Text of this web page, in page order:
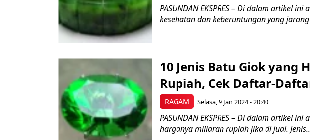
PASUNDAN EKSPRES – Di dalam artikel
kesehatan dan keberuntungan yang
RAGAM
10 Jenis Batu Giok yang
Rupiah, Cek Daftar-
Selasa, 9 Jan 2024 - 20:40
PASUNDAN EKSPRES – Di dalam artikel
harganya miliaran rupiah jika di jual.